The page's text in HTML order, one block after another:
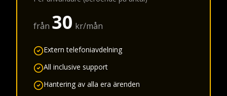
från 30 kr/mån
Extern telefoniavdelning
All inclusive support
Hantering av alla era ärenden